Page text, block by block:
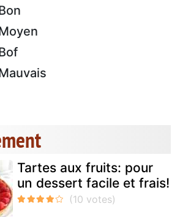
Tartes aux fruits: pour
un dessert facile et frais!